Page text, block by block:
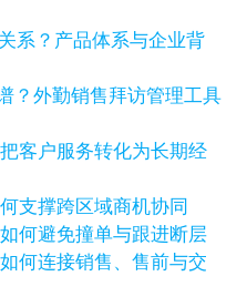
系？产品体系与企业背
？外勤销售拜访管理工具
客户服务转化为长期经
支撑跨区域商机协同
何避免撞单与跟进断层
何连接销售、售前与交